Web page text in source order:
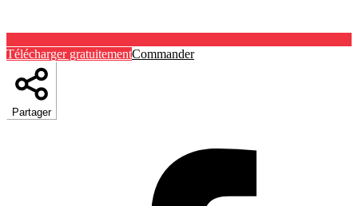
Télécharger gratuitementCommander
Partager